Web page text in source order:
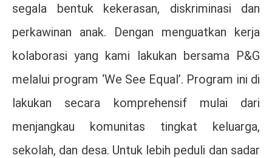
segala bentuk kekerasan, diskriminasi dan
perkawinan anak. Dengan menguatkan kerja
kolaborasi yang kami lakukan bersama P&G
melalui program ‘We See Equal’. Program ini di
lakukan secara komprehensif mulai dari
menjangkau komunitas tingkat keluarga,
sekolah, dan desa. Untuk lebih peduli dan sadar